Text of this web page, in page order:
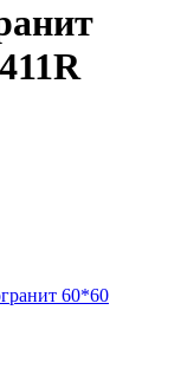
60*60